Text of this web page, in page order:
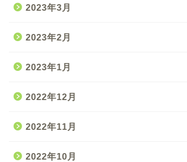
2023年3月
2023年2月
2023年1月
2022年12月
2022年11月
2022年10月